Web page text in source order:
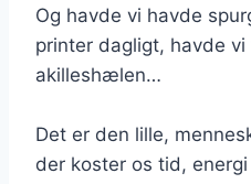
Og havde vi havde
printer dagligt, havde
akilleshælen…
Det er den lille,
der koster os tid,